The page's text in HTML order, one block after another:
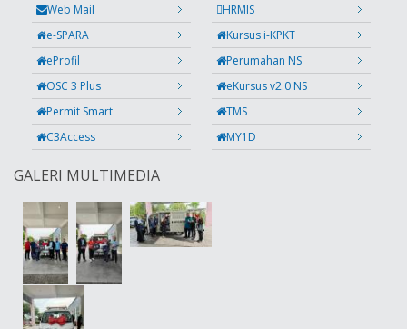
Web Mail
HRMIS
e-SPARA
Kursus i-KPKT
eProfil
Perumahan NS
OSC 3 Plus
eKursus v2.0 NS
Permit Smart
TMS
C3Access
MY1D
GALERI MULTIMEDIA